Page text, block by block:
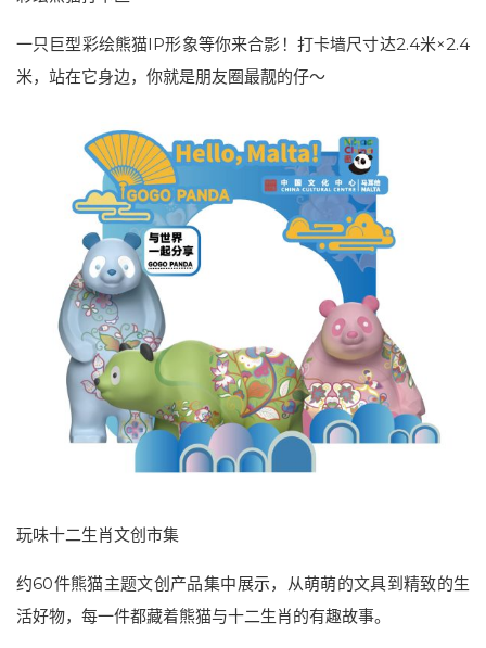
一只巨型彩绘熊猫IP形象等你来合影！打卡墙尺寸达2.4米×2.4
米，站在它身边，你就是朋友圈最靓的仔～
玩味十二生肖文创市集
约60件熊猫主题文创产品集中展示，从萌萌的文具到精致的生
活好物，每一件都藏着熊猫与十二生肖的有趣故事。